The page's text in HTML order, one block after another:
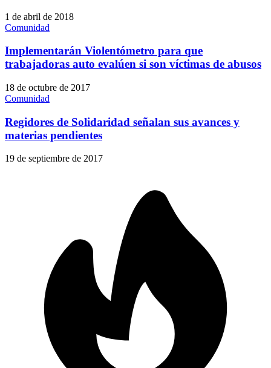
1 de abril de 2018
Comunidad
Implementarán Violentómetro para que
trabajadoras auto evalúen si son víctimas de abusos
18 de octubre de 2017
Comunidad
Regidores de Solidaridad señalan sus avances y
materias pendientes
19 de septiembre de 2017